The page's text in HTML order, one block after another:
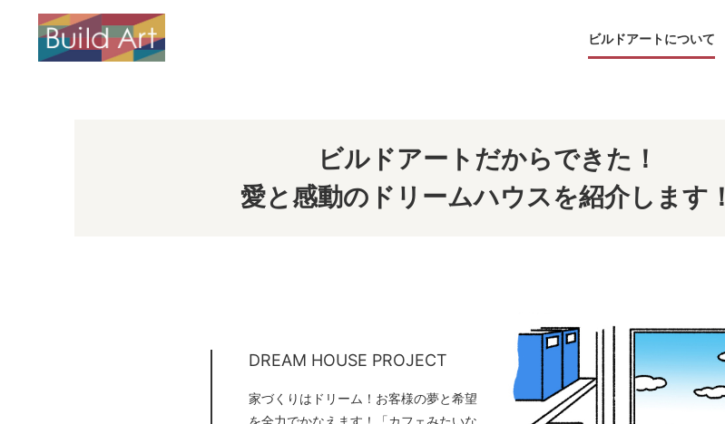
ビルドアートについて
横浜注文住宅のビルドアートTOP
ビルドアートだからできた！
愛と感動のドリームハウスを紹介します！
DREAM HOUSE PROJECT
家づくりはドリーム！お客様の夢と希望